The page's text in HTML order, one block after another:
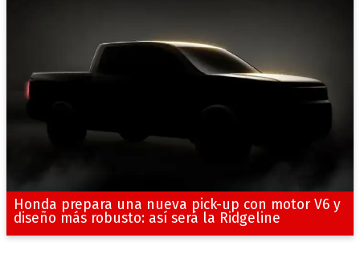
Honda prepara una nueva pick-up con motor V6 y
diseño más robusto: así será la Ridgeline